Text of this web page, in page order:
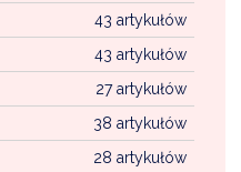
43 artykułów
43 artykułów
27 artykułów
38 artykułów
28 artykułów